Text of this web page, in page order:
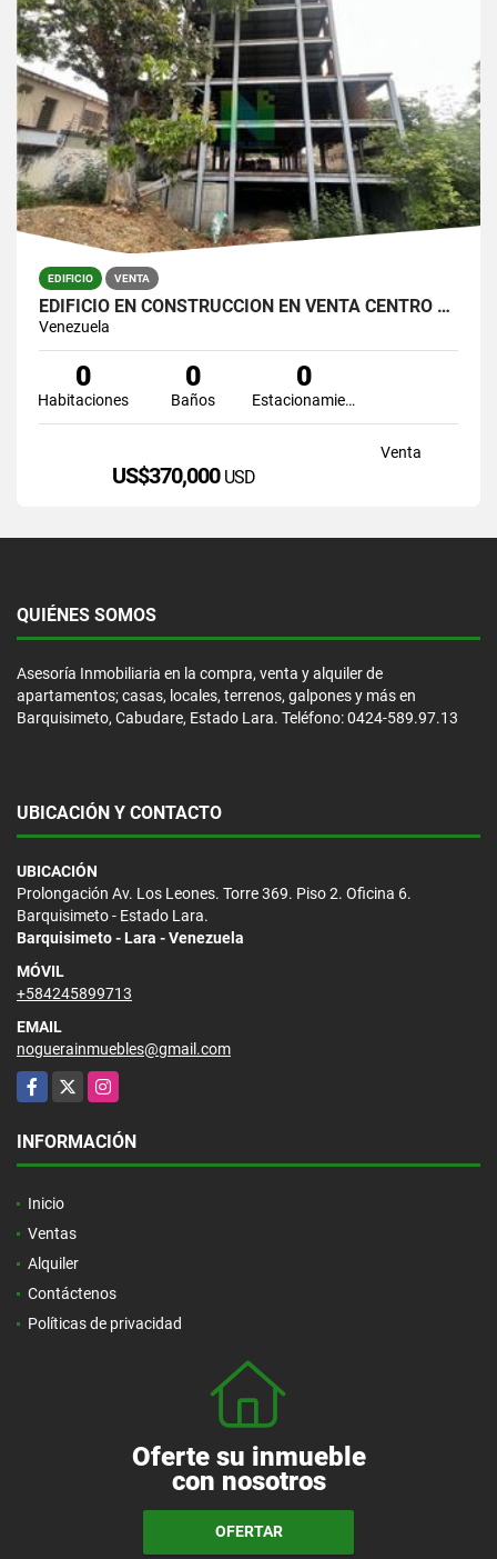
EDIFICIO VENTA
EDIFICIO EN CONSTRUCCIÓN EN VENTA CENTRO ESTE DE BARQUISIMETO
Venezuela
0
Habitaciones
0
Baños
0
Estacionamiento
Venta
US$370,000 USD
QUIÉNES SOMOS
Asesoría Inmobiliaria en la compra, venta y alquiler de
apartamentos; casas, locales, terrenos, galpones y más en
Barquisimeto, Cabudare, Estado Lara. Teléfono: 0424-589.97.13
UBICACIÓN Y CONTACTO
UBICACIÓN
Prolongación Av. Los Leones. Torre 369. Piso 2. Oficina 6.
Barquisimeto - Estado Lara.
Barquisimeto - Lara - Venezuela
MÓVIL
+584245899713
EMAIL
noguerainmuebles@gmail.com
Facebook
X Instagram
INFORMACIÓN
Inicio
Ventas
Alquiler
Contáctenos
Políticas de privacidad
Oferte su inmueble
con nosotros
OFERTAR